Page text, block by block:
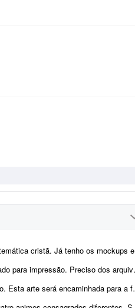
Preciso receber os arquivos finais nos formatos AI, P...
formato vetorial e também em PNG de alta resolução. Favo...
a fábrica, então será necessário exportar na q...